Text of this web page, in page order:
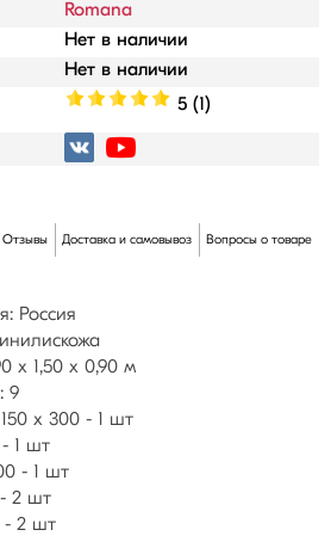
Romana
Нет в наличии
Нет в наличии
5 (1)
Отзывы Доставка и самовывоз Вопросы о товаре
Россия
х 1,50 х 0,90 м
9
х 300 - 1 шт
1 шт
- 1 шт
2 шт
- 2 шт